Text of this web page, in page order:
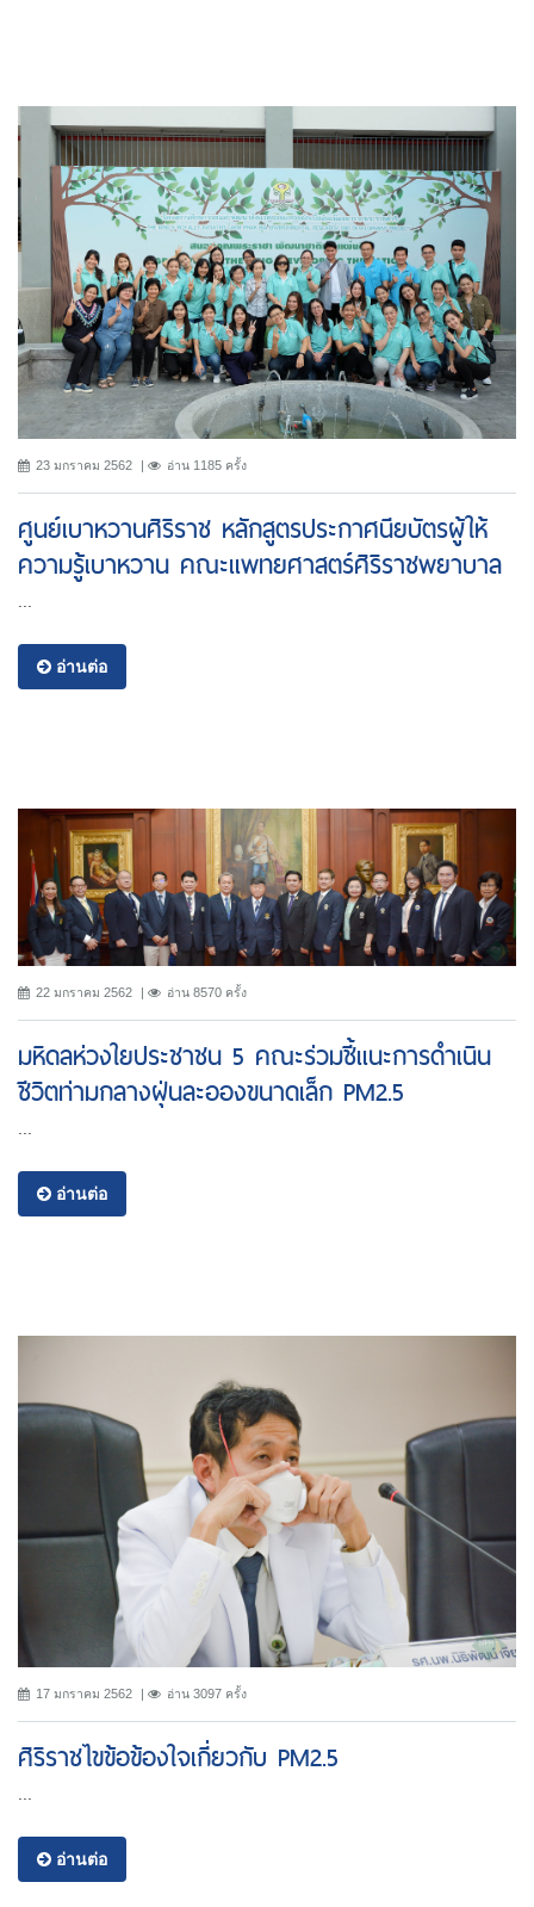
23 มกราคม 2562 อ่าน 1185 ครั้ง
ศูนย์เบาหวานศิริราช หลักสูตรประกาศนียบัตรผู้ให้
ความรู้เบาหวาน คณะแพทยศาสตร์ศิริราชพยาบาล
อ่านต่อ
22 มกราคม 2562 อ่าน 8570 ครั้ง
มหิดลห่วงใยประชาชน 5 คณะร่วมชี้แนะการดำเนิน
ชีวิตท่ามกลางฝุ่นละอองขนาดเล็ก PM2.5
อ่านต่อ
17 มกราคม 2562 อ่าน 3097 ครั้ง
ศิริราชไขข้อข้องใจเกี่ยวกับ PM2.5
...
อ่านต่อ